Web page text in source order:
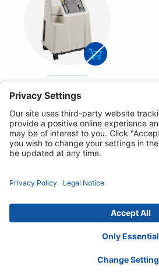
Invacare Platinum9
Privacy Notice
Cookie Policy
Tilgængelighedserklæring
Contact :denmark@invacare.com
© 2026 Invacare International GmbH. All rights